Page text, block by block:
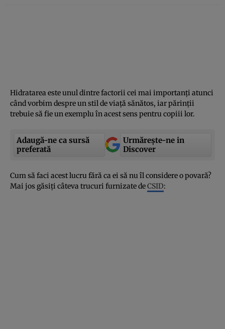
Hidratarea este unul dintre factorii cei mai importanţi atunci
când vorbim despre un stil de viaţă sănătos, iar părinţii
trebuie să fie un exemplu în acest sens pentru copiii lor.
Adaugă-ne ca sursă
preferată
Urmărește-ne in
Discover
Cum să faci acest lucru fără ca ei să nu îl considere o povară?
Mai jos găsiţi câteva trucuri furnizate deCSID: